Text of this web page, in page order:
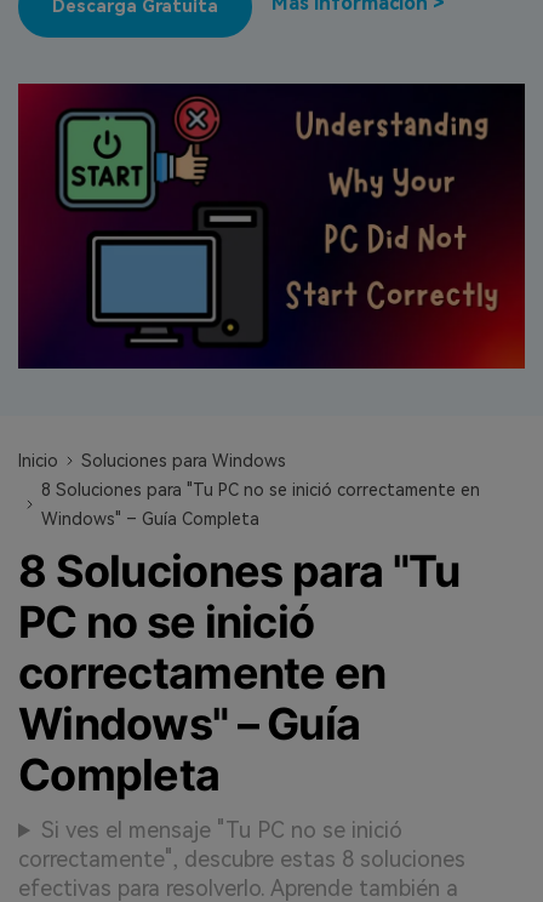
Recoverit Gratis
Recupera datos perdidos/eliminados gratis
Pruébalo Gratis
Repairit - Reparar Datos
VER TODAS LAS FUNCIONES
search
Descarga Gratuita
Inicio
Soluciones para Windows
8 Soluciones para "Tu PC no se inició correctamente en
Windows" – Guía Completa
8 Soluciones para "Tu
PC no se inició
correctamente en
Windows" – Guía
Completa
Si ves el mensaje "Tu PC no se inició
correctamente", descubre estas 8 soluciones
efectivas para resolverlo. Aprende también a